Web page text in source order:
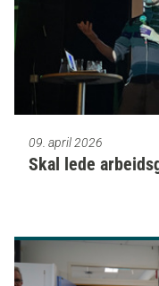
09. april 2026
Skal lede